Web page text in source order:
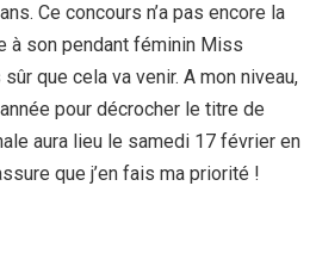
Ce concours n’a pas encore la
à son pendant féminin Miss
que cela va venir. A mon niveau,
pour décrocher le titre de
aura lieu le samedi 17 février en
que j’en fais ma priorité !